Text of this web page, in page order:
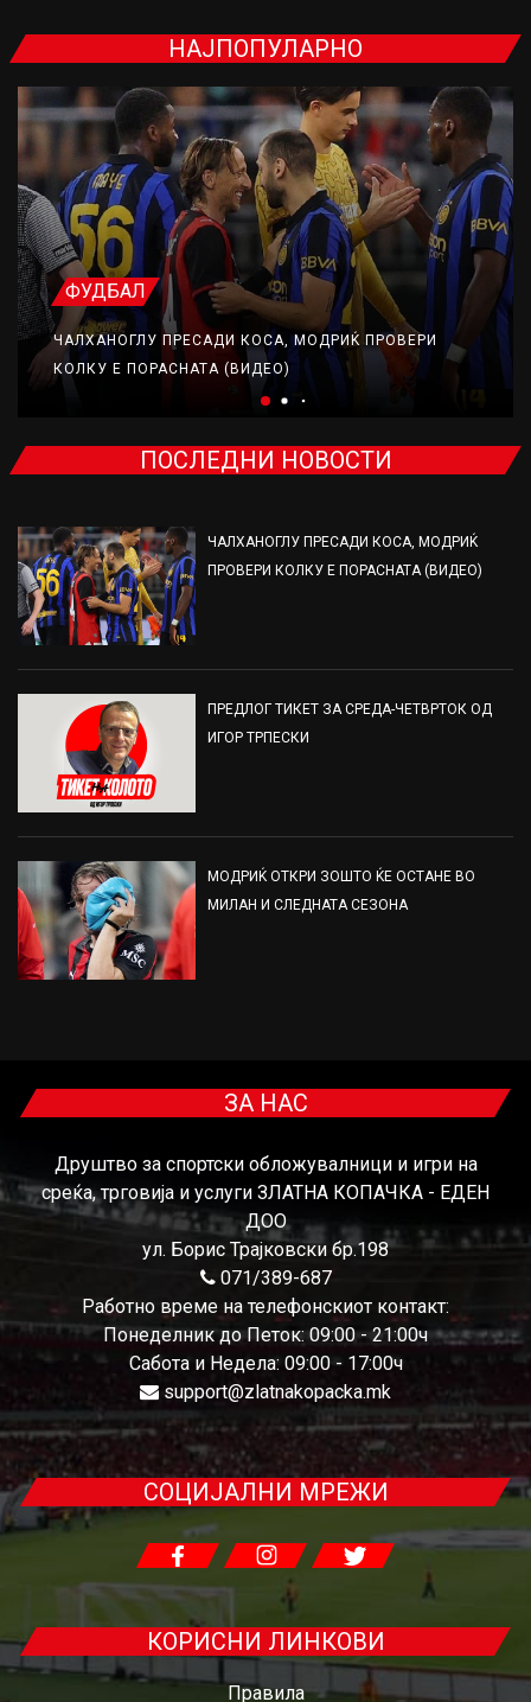
НАЈПОПУЛАРНО
ФУДБАЛ
ЧАЛХАНОГЛУ ПРЕСАДИ КОСА, МОДРИЌ ПРОВЕРИ
КОЛКУ Е ПОРАСНАТА (ВИДЕО)
ПОСЛЕДНИ НОВОСТИ
ЧАЛХАНОГЛУ ПРЕСАДИ КОСА, МОДРИЌ
ПРОВЕРИ КОЛКУ Е ПОРАСНАТА (ВИДЕО)
ПРЕДЛОГ ТИКЕТ ЗА СРЕДА-ЧЕТВРТОК ОД
ИГОР ТРПЕСКИ
МОДРИЌ ОТКРИ ЗОШТО ЌЕ ОСТАНЕ ВО
МИЛАН И СЛЕДНАТА СЕЗОНА
ЗА НАС
Друштво за спортски обложувалници и игри на
среќа, трговија и услуги ЗЛАТНА КОПАЧКА - ЕДЕН
ДОО
ул. Борис Трајковски бр.198
071/389-687
Работно време на телефонскиот контакт:
Понеделник до Петок: 09:00 - 21:00ч
Сабота и Недела: 09:00 - 17:00ч
support@zlatnakopacka.mk
СОЦИЈАЛНИ МРЕЖИ
КОРИСНИ ЛИНКОВИ
Правила